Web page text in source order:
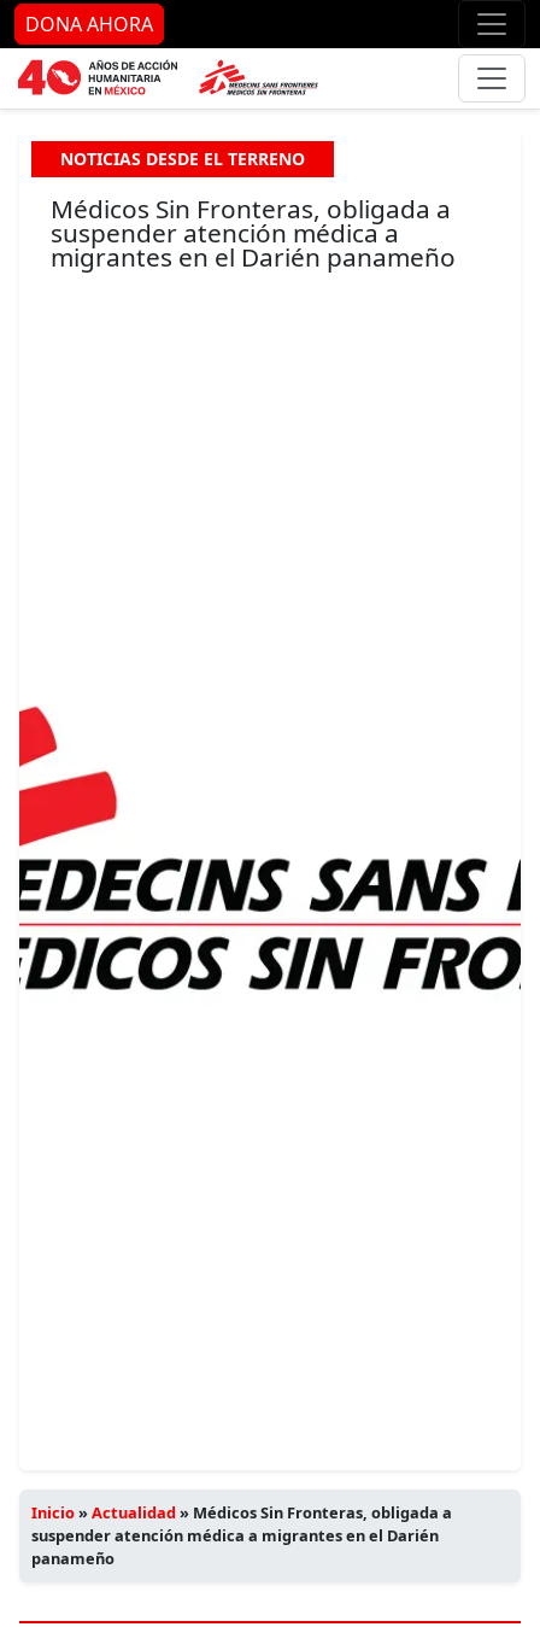
Ir al contenido principal Ir
DONA AHORA
NOTICIAS DESDE EL TERRENO
Médicos Sin Fronteras, obligada a
suspender atención médica a
migrantes en el Darién panameño
Inicio»Actualidad» Médicos Sin Fronteras, obligada a
suspender atención médica a migrantes en el Darién
panameño